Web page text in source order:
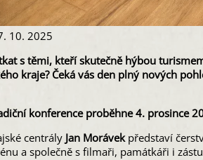
10. 2025
s těmi, kteří skutečně hýbou
kraje? Čeká vás den plný nových
konference proběhne 4. prosince
centrály Jan Morávekpředstaví
a společně s filmaři, památkáři i